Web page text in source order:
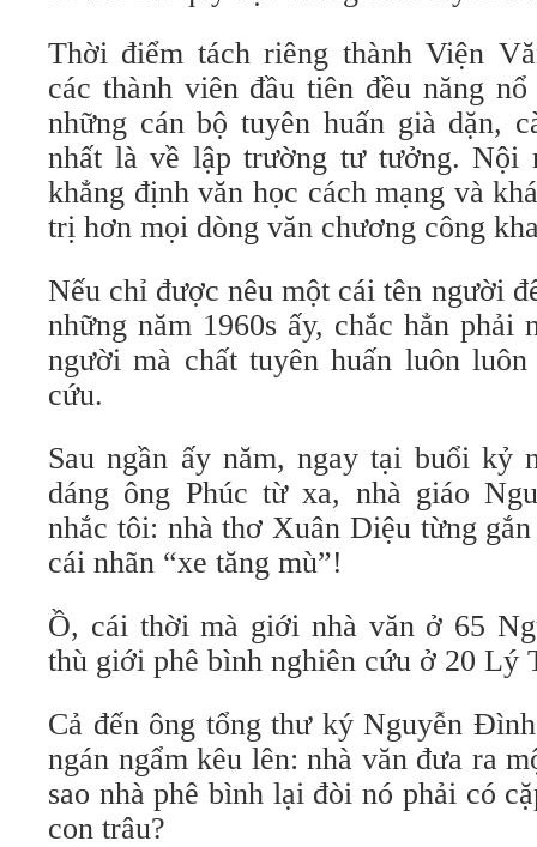
Thời điểm tách riêng thành Viện
các thành viên đầu tiên đều năng
những cán bộ tuyên huấn già dặn,
nhất là về lập trường tư tưởng. Nội
khẳng định văn học cách mạng và
trị hơn mọi dòng văn chương công
Nếu chỉ được nêu một cái tên người
những năm 1960s ấy, chắc hẳn
người mà chất tuyên huấn luôn
cứu.
Sau ngần ấy năm, ngay tại buổi kỷ
dáng ông Phúc từ xa, nhà giáo
nhắc tôi: nhà thơ Xuân Diệu từng
cái nhãn “xe tăng mù”!
Ồ, cái thời mà giới nhà văn ở 65
thù giới phê bình nghiên cứu ở 20 Lý
Cả đến ông tổng thư ký Nguyễn
ngán ngẩm kêu lên: nhà văn đưa ra
sao nhà phê bình lại đòi nó phải có
con trâu?